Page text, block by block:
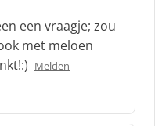
een vraagje; zou
met meloen
Melden